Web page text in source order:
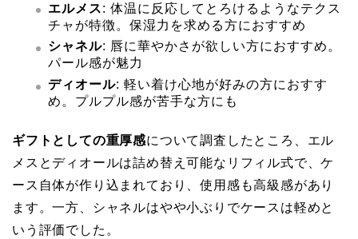
エルメス: 体温に反応してとろけるようなテクス
チャが特徴。保湿力を求める方におすすめ
シャネル: 唇に華やかさが欲しい方におすすめ。
パール感が魅力
ディオール: 軽い着け心地が好みの方におすす
め。プルプル感が苦手な方にも
ギフトとしての重厚感について調査したところ、エル
メスとディオールは詰め替え可能なリフィル式で、ケ
ース自体が作り込まれており、使用感も高級感があり
ます。一方、シャネルはやや小ぶりでケースは軽めと
いう評価でした。